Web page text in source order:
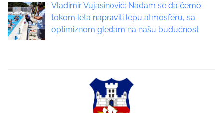
a
t
Vladimir Vujasinović: Nadam se da ćemo
tokom leta napraviti lepu atmosferu, sa
optimiznom gledam na našu budućnost